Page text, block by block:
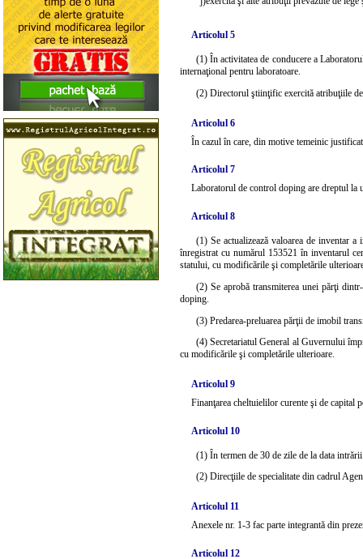
Articolul 5
(1) În activitatea de conducere a
internaţional pentru laboratoare.
(2) Directorul ştiinţific exercită atribuţiile
Articolul 6
În cazul în care, din motive temeinic
Articolul 7
Laboratorul de control doping are dreptul la
Articolul 8
(1) Se actualizează valoarea de inventar
înregistrat cu numărul 153521 în inventarul
statului, cu modificările şi completările
(2) Se aprobă transmiterea unei părţi
doping.
(3) Predarea-preluarea părţii de imobil
(4) Secretariatul General al Guvernului
cu modificările şi completările ulterioare.
Articolul 9
Finanţarea cheltuielilor curente şi de
Articolul 10
(1) În termen de 30 de zile de la data
(2) Direcţiile de specialitate din cadrul
Articolul 11
Anexele nr. 1-3 fac parte integrantă din
Articolul 12